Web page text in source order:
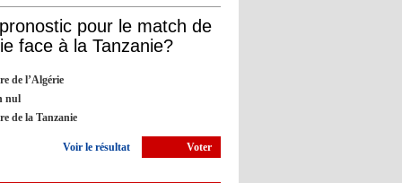
OL : Blanc veut se prendre la
tête avec Cherki
décision de départ à la retraite
pour le match de
face à la Tanzanie?
de l’Algérie
nul
de la Tanzanie
Voir le résultat Voter